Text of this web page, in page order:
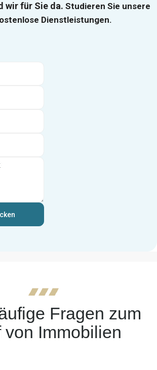
wir für Sie da. Studieren Sie unsere
Dienstleistungen.
Fragen zum
von Immobilien